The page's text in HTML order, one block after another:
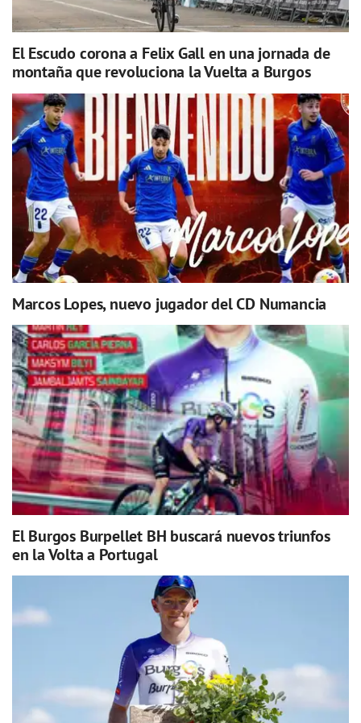
El Escudo corona a Felix Gall en una jornada de
montaña que revoluciona la Vuelta a Burgos
Marcos Lopes, nuevo jugador del CD Numancia
El Burgos Burpellet BH buscará nuevos triunfos
en la Volta a Portugal